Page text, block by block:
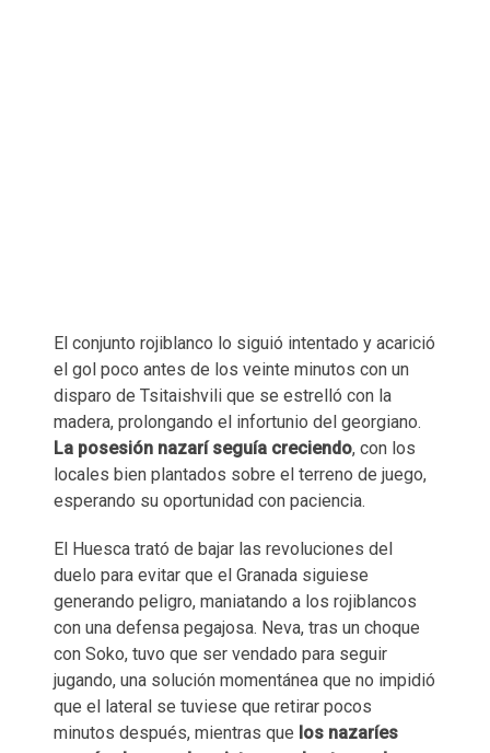
El conjunto rojiblanco lo siguió intentado y acarició
el gol poco antes de los veinte minutos con un
disparo de Tsitaishvili que se estrelló con la
madera, prolongando el infortunio del georgiano.
La posesión nazarí seguía creciendo, con los
locales bien plantados sobre el terreno de juego,
esperando su oportunidad con paciencia.
El Huesca trató de bajar las revoluciones del
duelo para evitar que el Granada siguiese
generando peligro, maniatando a los rojiblancos
con una defensa pegajosa. Neva, tras un choque
con Soko, tuvo que ser vendado para seguir
jugando, una solución momentánea que no impidió
que el lateral se tuviese que retirar pocos
minutos después, mientras que los nazaríes